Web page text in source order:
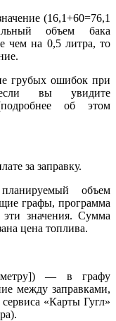
(16,1+60=76,1
объем бака
чем на 0,5 литра, то
грубых ошибок при
вы увидите
об этом
за заправку.
объем
графы, программа
значения. Сумма
цена топлива.
— в графу
между заправками,
«Карты Гугл»